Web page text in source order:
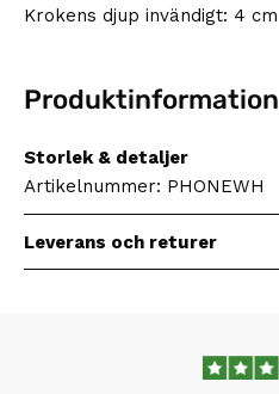
Krokens djup invändigt: 4 cm
Produktinformation
Storlek & detaljer
Artikelnummer: PHONEWH
Leverans och returer